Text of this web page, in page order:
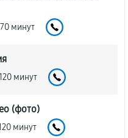
70 минут
минут
(фото)
минут